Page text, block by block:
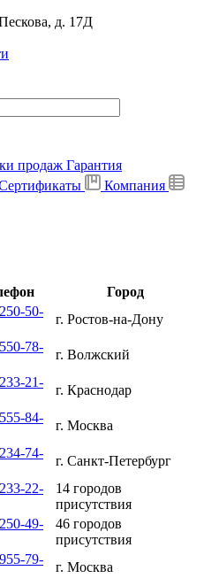
д. 17Д
продаж Гарантия
Компания
Город
50-
г. Ростов-на-Дону
78-
г. Волжский
21-
г. Краснодар
84-
г. Москва
74-
г. Санкт-Петербург
22-
14 городов
присутствия
49-
46 городов
присутствия
79-
г. Москва